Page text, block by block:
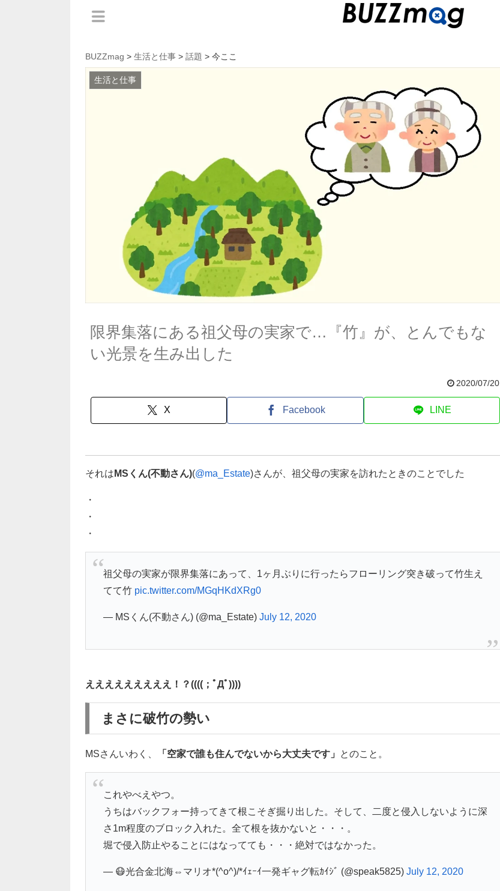
BUZZmag > 生活と仕事 > 話題 > 今ここ
生活と仕事
限界集落にある祖父母の実家で…『竹』が、とんでもな
い光景を生み出した
2020/07/20
X Facebook LINE
それは MSくん(不動さん)(@ma_Estate)さんが、祖父母の実家を訪れたときのことでした
・
・
・
祖父母の実家が限界集落にあって、1ヶ月ぶりに行ったらフローリング突き破って竹生え
てて竹 pic.twitter.com/MGqHKdXRg0
— MSくん(不動さん) (@ma_Estate) July 12, 2020
えええええええええ！？((((；ﾟДﾟ))))
まさに破竹の勢い
MSさんいわく、 「空家で誰も住んでないから大丈夫です」 とのこと。
これやべえやつ。
うちはバックフォー持ってきて根こそぎ掘り出した。そして、二度と侵入しないように深
さ1m程度のブロック入れた。全て根を抜かないと・・・。
堀で侵入防止やることにはなってても・・・絶対ではなかった。
— 😷光合金北海⇔マリオ*(^o^)/*ｲｪｰｲ一発ギャグ転ｶｲｼﾞ (@speak5825) July 12, 2020